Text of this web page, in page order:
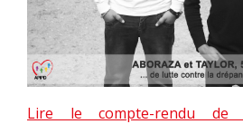
Lire le compte-rendu de